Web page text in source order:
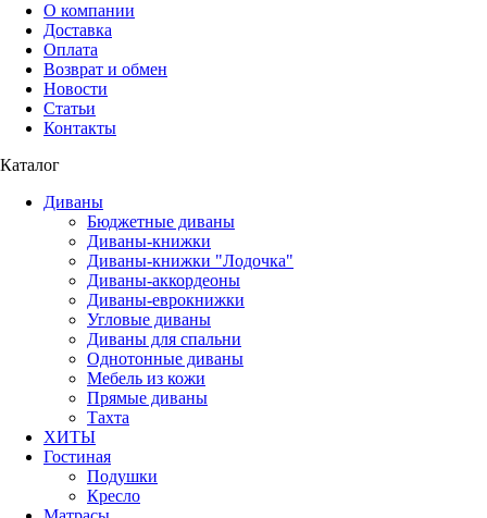
О компании
Доставка
Оплата
Возврат и обмен
Новости
Статьи
Контакты
Каталог
Диваны
Бюджетные диваны
Диваны-книжки
Диваны-книжки "Лодочка"
Диваны-аккордеоны
Диваны-еврокнижки
Угловые диваны
Диваны для спальни
Однотонные диваны
Мебель из кожи
Прямые диваны
Тахта
ХИТЫ
Гостиная
Подушки
Кресло